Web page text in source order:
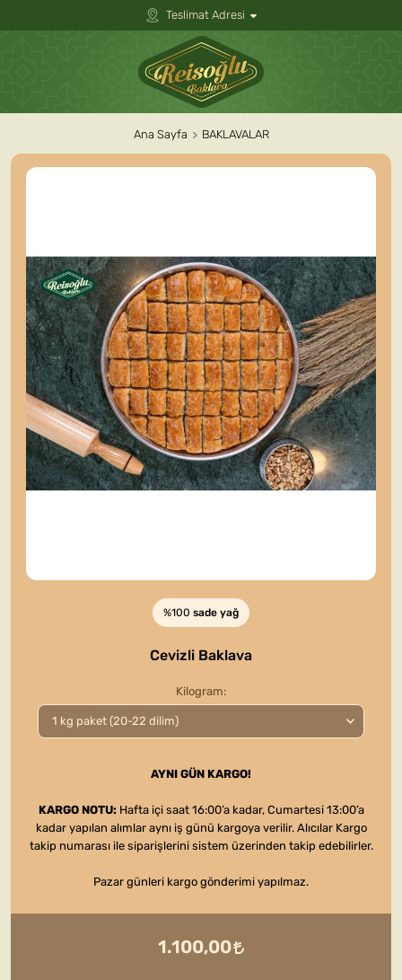
Teslimat Adresi
Ana Sayfa BAKLAVALAR
%100 sade yağ
Cevizli Baklava
Kilogram
AYNI GÜN KARGO!
KARGO NOTU: Hafta içi saat 16:00’a kadar, Cumartesi 13:00’a
kadar yapılan alımlar aynı iş günü kargoya verilir. Alıcılar Kargo
takip numarası ile siparişlerini sistem üzerinden takip edebilirler.
Pazar günleri kargo gönderimi yapılmaz.
1.100,00